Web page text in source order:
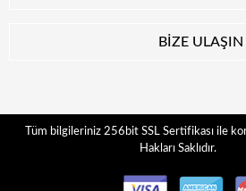
BİZE ULAŞIN
Tüm bilgileriniz 256bit SSL Sertifikası ile
Hakları